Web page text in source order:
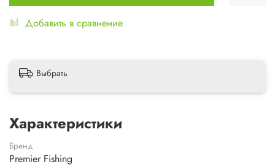
Добавить в сравнение
Выбрать
Характеристики
Бренд
Premier Fishing